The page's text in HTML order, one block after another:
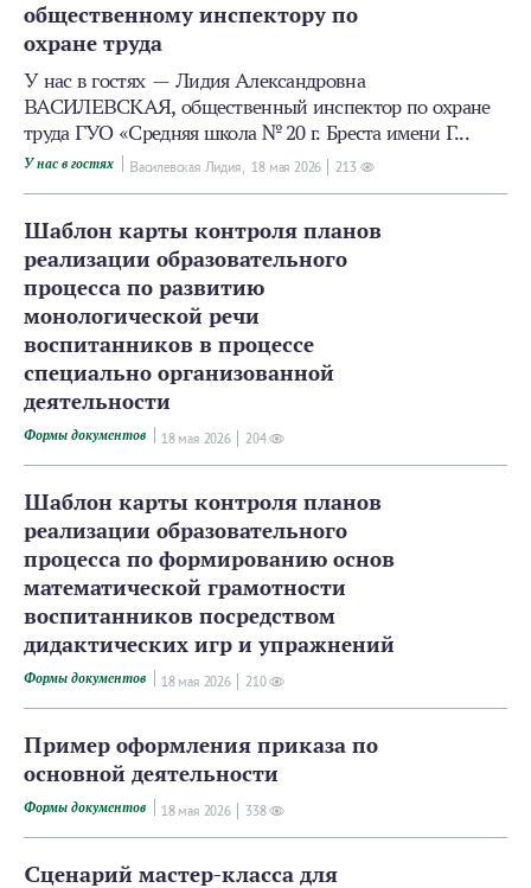
общественному инспектору по
охране труда
У нас в гостях — Лидия Александровна
ВАСИЛЕВСКАЯ, общественный инспектор по охране
труда ГУО «Средняя школа № 20 г. Бреста имени Г...
У нас в гостях Василевская Лидия, 18 мая 2026 213
Шаблон карты контроля планов
реализации образовательного
процесса по развитию
монологической речи
воспитанников в процессе
специально организованной
деятельности
Формы документов 18 мая 2026 204
Шаблон карты контроля планов
реализации образовательного
процесса по формированию основ
математической грамотности
воспитанников посредством
дидактических игр и упражнений
Формы документов 18 мая 2026 210
Пример оформления приказа по
основной деятельности
Формы документов 18 мая 2026 338
Сценарий мастер-­класса для